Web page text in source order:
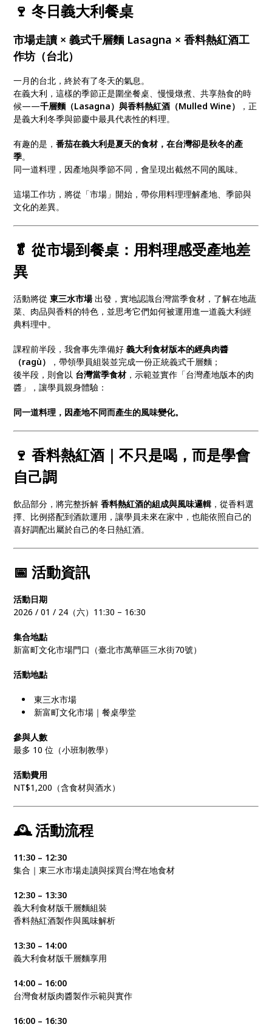
滿 18 歲請勿飲酒。禁止酒駕，飲酒過量有害健康。
🍷 冬日義大利餐桌
市場走讀 × 義式千層麵 Lasagna × 香料熱紅酒工
作坊（台北）
一月的台北，終於有了冬天的氣息。
在義大利，這樣的季節正是圍坐餐桌、慢慢燉煮、共享熱食的時
候——千層麵（Lasagna）與香料熱紅酒（Mulled Wine）
，正
是義大利冬季與節慶中最具代表性的料理。
有趣的是，番茄在義大利是夏天的食材，在台灣卻是秋冬的產
季。
同一道料理，因產地與季節不同，會呈現出截然不同的風味。
這場工作坊，將從「市場」開始，帶你用料理理解產地、季節與
文化的差異。
🥬 從市場到餐桌：用料理感受產地差
異
活動將從東三水市場出發，實地認識台灣當季食材，了解在地蔬
菜、肉品與香料的特色，並思考它們如何被運用進一道義大利經
典料理中。
課程前半段，我會事先準備好義大利食材版本的經典肉醬
（ragù）
，帶領學員組裝並完成一份正統義式千層麵；
後半段，則會以 台灣當季食材，示範並實作「台灣產地版本的肉
醬」，讓學員親身體驗：
同一道料理，因產地不同而產生的風味變化。
🍷 香料熱紅酒｜不只是喝，而是學會
自己調
飲品部分，將完整拆解香料熱紅酒的組成與風味邏輯，從香料選
擇、比例搭配到酒款運用，讓學員未來在家中，也能依照自己的
喜好調配出屬於自己的冬日熱紅酒。
📅 活動資訊
活動日期
2026 / 01 / 24（六）11:30 – 16:30
集合地點
新富町文化市場門口（臺北市萬華區三水街70號）
活動地點
東三水市場
新富町文化市場｜餐桌學堂
參與人數
最多 10 位（小班制教學）
活動費用
NT$1,200（含食材與酒水）
🕰 活動流程
11:30 – 12:30
集合｜東三水市場走讀與採買台灣在地食材
12:30 – 13:30
義大利食材版千層麵組裝
香料熱紅酒製作與風味解析
13:30 – 14:00
義大利食材版千層麵享用
14:00 – 16:00
台灣食材版肉醬製作示範與實作
16:00 – 16:30